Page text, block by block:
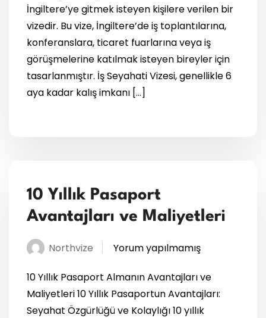
İngiltere’ye gitmek isteyen kişilere verilen bir
vizedir. Bu vize, İngiltere’de iş toplantılarına,
konferanslara, ticaret fuarlarına veya iş
görüşmelerine katılmak isteyen bireyler için
tasarlanmıştır. İş Seyahati Vizesi, genellikle 6
aya kadar kalış imkanı […]
10 Yıllık Pasaport
Avantajları ve Maliyetleri
Northvize Yorum yapılmamış
10 Yıllık Pasaport Almanın Avantajları ve
Maliyetleri 10 Yıllık Pasaportun Avantajları:
Seyahat Özgürlüğü ve Kolaylığı 10 yıllık